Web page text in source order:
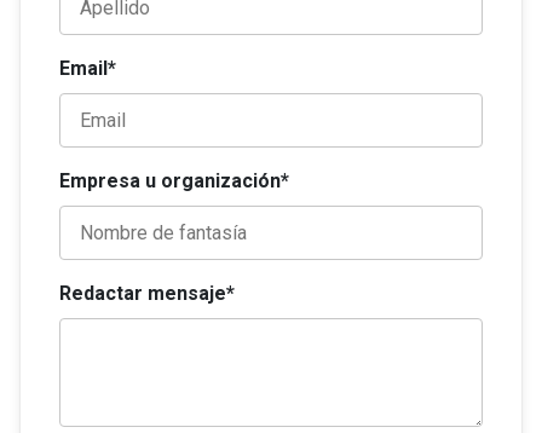
Email*
Empresa u organización*
Redactar mensaje*